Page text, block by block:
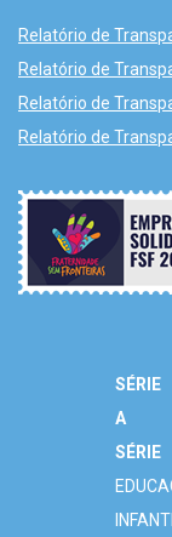
Relatório de
Relatório de
Relatório de
Relatório de
SÉRIE
A
SÉRIE
INFANTIL